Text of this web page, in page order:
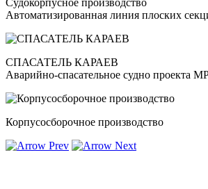
Судокорпусное производство
Автоматизированная линия плоских
СПАСАТЕЛЬ КАРАЕВ
Аварийно-спасательное судно проекта
Корпусосборочное производство